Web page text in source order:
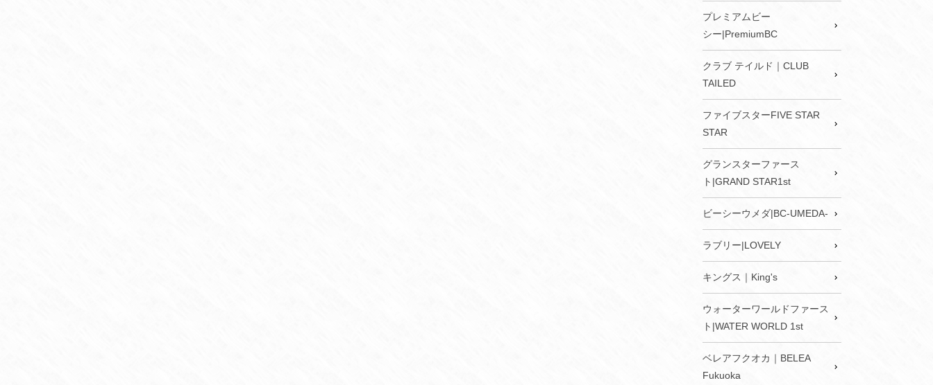
プレミアムビー
シー|PremiumBC
クラブ テイルド｜CLUB
TAILED
ファイブスターFIVE STAR
STAR
グランスターファース
ト|GRAND STAR1st
ビーシーウメダ|BC-UMEDA-
ラブリー|LOVELY
キングス｜King's
ウォーターワールドファース
ト|WATER WORLD 1st
ベレアフクオカ｜BELEA
Fukuoka